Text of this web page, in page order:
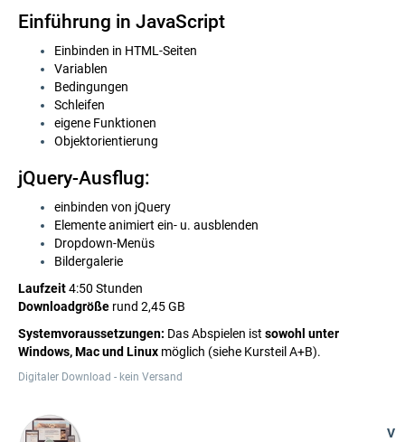
Einführung in JavaScript
Einbinden in HTML-Seiten
Variablen
Bedingungen
Schleifen
eigene Funktionen
Objektorientierung
jQuery-Ausflug:
einbinden von jQuery
Elemente animiert ein- u. ausblenden
Dropdown-Menüs
Bildergalerie
Laufzeit4:50 Stunden
Downloadgröße rund 2,45 GB
Systemvoraussetzungen: Das Abspielen ist sowohl unter
Windows, Mac und Linux möglich (siehe Kursteil A+B).
Digitaler Download - kein Versand
V